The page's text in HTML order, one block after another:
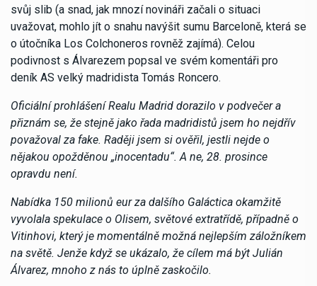
svůj slib (a snad, jak mnozí novináři začali o situaci
uvažovat, mohlo jít o snahu navýšit sumu Barceloně, která se
o útočníka Los Colchoneros rovněž zajímá). Celou
podivnost s Álvarezem popsal ve svém komentáři pro
deník AS velký madridista Tomás Roncero.
Oficiální prohlášení Realu Madrid dorazilo v podvečer a
přiznám se, že stejně jako řada madridistů jsem ho nejdřív
považoval za fake. Raději jsem si ověřil, jestli nejde o
nějakou opožděnou „inocentadu“. A ne, 28. prosince
opravdu není.
Nabídka 150 milionů eur za dalšího Galáctica okamžitě
vyvolala spekulace o Olisem, světové extratřídě, případně o
Vitinhovi, který je momentálně možná nejlepším záložníkem
na světě. Jenže když se ukázalo, že cílem má být Julián
Álvarez, mnoho z nás to úplně zaskočilo.